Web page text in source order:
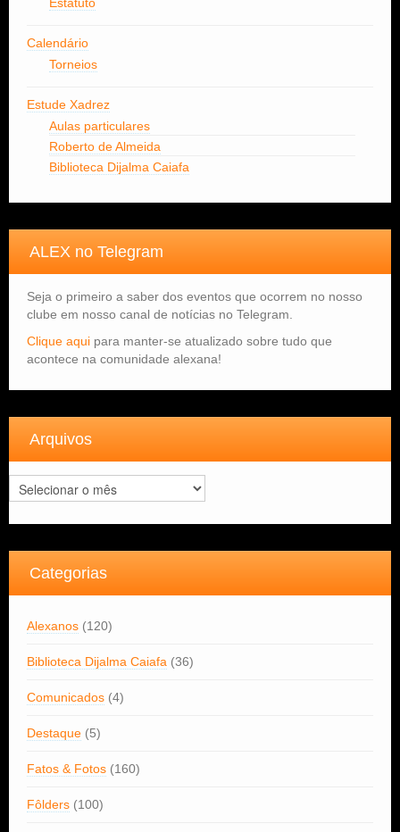
Calendário
Torneios
Estude Xadrez
Aulas particulares
Roberto de Almeida
Biblioteca Dijalma Caiafa
ALEX no Telegram
Seja o primeiro a saber dos eventos que ocorrem no nosso
clube em nosso canal de notícias no Telegram.
Clique aqui para manter-se atualizado sobre tudo que
acontece na comunidade alexana!
Arquivos
Arquivos
Categorias
Alexanos (120)
Biblioteca Dijalma Caiafa (36)
Comunicados (4)
Destaque (5)
Fatos & Fotos (160)
Fôlders (100)